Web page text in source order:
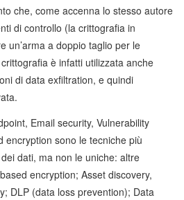
che, come accenna lo stesso autore
di controllo (la crittografia in
un’arma a doppio taglio per le
è infatti utilizzata anche
di data exfiltration, e quindi
Email security, Vulnerability
encryption sono le tecniche più
dati, ma non le uniche: altre
encryption; Asset discovery,
DLP (data loss prevention); Data